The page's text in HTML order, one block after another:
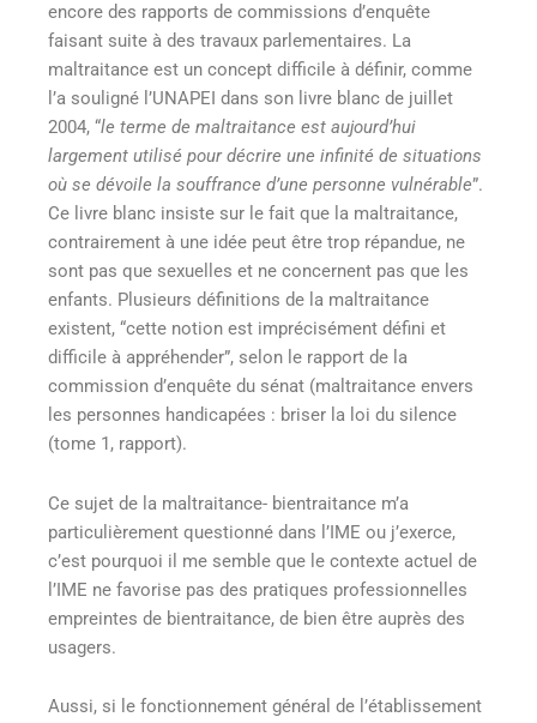
encore des rapports de commissions d’enquête
faisant suite à des travaux parlementaires. La
maltraitance est un concept difficile à définir, comme
l’a souligné l’UNAPEI dans son livre blanc de juillet
2004, “le terme de maltraitance est aujourd’hui
largement utilisé pour décrire une infinité de situations
où se dévoile la souffrance d’une personne vulnérable”.
Ce livre blanc insiste sur le fait que la maltraitance,
contrairement à une idée peut être trop répandue, ne
sont pas que sexuelles et ne concernent pas que les
enfants. Plusieurs définitions de la maltraitance
existent, “cette notion est imprécisément défini et
difficile à appréhender”, selon le rapport de la
commission d’enquête du sénat (maltraitance envers
les personnes handicapées : briser la loi du silence
(tome 1, rapport).
Ce sujet de la maltraitance- bientraitance m’a
particulièrement questionné dans l’IME ou j’exerce,
c’est pourquoi il me semble que le contexte actuel de
l’IME ne favorise pas des pratiques professionnelles
empreintes de bientraitance, de bien être auprès des
usagers.
Aussi, si le fonctionnement général de l’établissement